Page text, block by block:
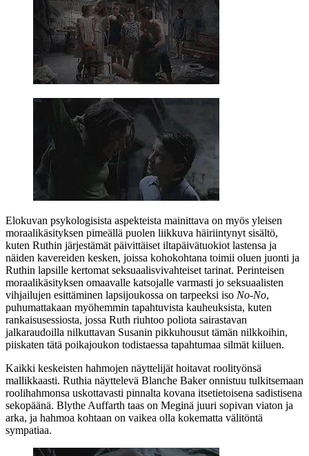
Elokuvan psykologisista aspekteista mainittava on myös yleisen
moraalikäsityksen pimeällä puolen liikkuva häiriintynyt sisältö,
kuten Ruthin järjestämät päivittäiset iltapäivätuokiot lastensa ja
näiden kavereiden kesken, joissa kohokohtana toimii oluen juonti ja
Ruthin lapsille kertomat seksuaalisvivahteiset tarinat. Perinteisen
moraalikäsityksen omaavalle katsojalle varmasti jo seksuaalisten
vihjailujen esittäminen lapsijoukossa on tarpeeksi iso No‑No,
puhumattakaan myöhemmin tapahtuvista kauheuksista, kuten
rankaisusessiosta, jossa Ruth riuhtoo poliota sairastavan
jalkaraudoilla nilkuttavan Susanin pikkuhousut tämän nilkkoihin,
piiskaten tätä poikajoukon todistaessa tapahtumaa silmät kiiluen.
Kaikki keskeisten hahmojen näyttelijät hoitavat roolityönsä
mallikkaasti. Ruthia näyttelevä Blanche Bakeronnistuu tulkitsemaan
roolihahmonsa uskottavasti pinnalta kovana itsetietoisena sadistisena
sekopäänä. Blythe Auffarth taas on Meginä juuri sopivan viaton ja
arka, ja hahmoa kohtaan on vaikea olla kokematta välitöntä
sympatiaa.